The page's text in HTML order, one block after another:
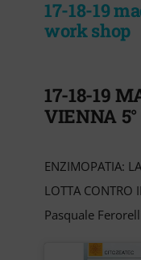
17-18-19
work shop
17-18-19
VIENNA
ENZIMOPATIA:
LOTTA CONTRO
Pasquale